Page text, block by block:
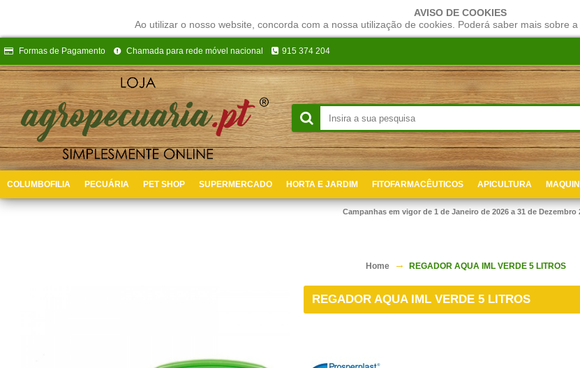
AVISO DE COOKIES
Ao utilizar o nosso website, concorda com a nossa utilização de cookies. Poderá saber mais sobre
Formas de Pagamento Chamada para rede móvel nacional 915 374 204
COLUMBOFILIA PECUÁRIA PET SHOP SUPERMERCADO HORTA E JARDIM FITOFARMACÊUTICOS APICULTURA
Campanhas em vigor de 1 de Janeiro de 2026 a 31 de Dezembro
Home REGADOR AQUA IML VERDE 5 LITROS
REGADOR AQUA IML VERDE 5 LITROS